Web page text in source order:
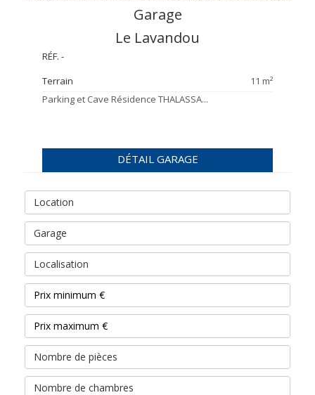
Garage
Le Lavandou
RÉF. -
Terrain
11 m²
Parking et Cave Résidence THALASSA...
DÉTAIL GARAGE
Location
Garage
Localisation
Nombre de pièces
Nombre de chambres